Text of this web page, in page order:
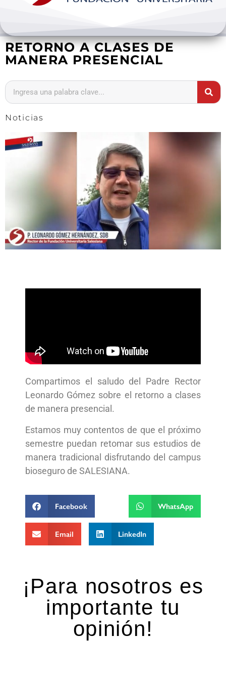
Internacionalización
Extension y desarrollo
RETORNO A CLASES DE
MANERA PRESENCIAL
Noticias
Compartimos el saludo del Padre Rector
Leonardo Gómez sobre el retorno a clases
de manera presencial.
Estamos muy contentos de que el próximo
semestre puedan retomar sus estudios de
manera tradicional disfrutando del campus
bioseguro de SALESIANA.
Facebook WhatsApp
Email LinkedIn
¡Para nosotros es
importante tu
opinión!